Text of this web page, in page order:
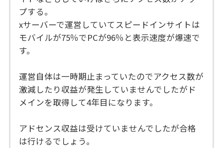
プする。
xサーバーで運営していてスピードインサイトは
モバイルが75％でPCが96％と表示速度が爆速で
す。
運営自体は一時期止まっていたのでアクセス数が
激減したり収益が発生していませんでしたがド
メインを取得して4年目になります。
アドセンス収益は受けていませんでしたが合格
は行けるでしょう。